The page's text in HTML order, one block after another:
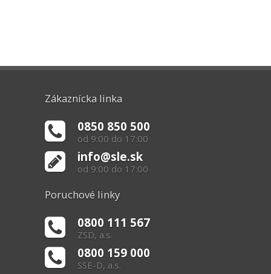
Zákaznícka linka
0850 850 500
od 9:00 do 17:00
info@sle.sk
od 9:00 do 17:00
Poruchové linky
0800 111 567
ZSD, a.s.
0800 159 000
SSE-D, a.s.